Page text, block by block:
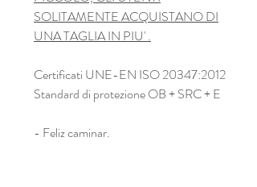
SOLITAMENTE ACQUISTANO DI
UNA TAGLIA IN PIU' .
Certificati UNE-EN ISO 20347:2012
Standard di protezione OB + SRC + E
- Feliz caminar.